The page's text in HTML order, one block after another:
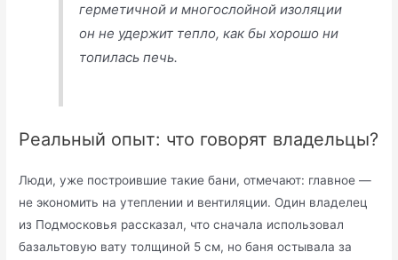
герметичной и многослойной изоляции
он не удержит тепло, как бы хорошо ни
топилась печь.
Реальный опыт: что говорят владельцы?
Люди, уже построившие такие бани, отмечают: главное —
не экономить на утеплении и вентиляции. Один владелец
из Подмосковья рассказал, что сначала использовал
базальтовую вату толщиной 5 см, но баня остывала за